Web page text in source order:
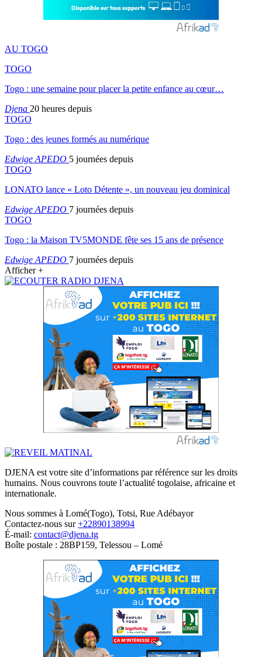
AU TOGO
TOGO
Togo : une semaine pour placer la petite enfance au cœur…
Djena 20 heures depuis
TOGO
Togo : des jeunes formés au numérique
Edwige APEDO 5 journées depuis
TOGO
LONATO lance « Loto Détente », un nouveau jeu dominical
Edwige APEDO 7 journées depuis
TOGO
Togo : la Maison TV5MONDE fête ses 15 ans de présence
Edwige APEDO 7 journées depuis
Afficher +
DJENA est votre site d’informations par référence sur les droits
humains. Nous couvrons toute l’actualité togolaise, africaine et
internationale.
Nous sommes à Lomé(Togo), Totsi, Rue Adébayor
Contactez-nous sur+22890138994
É-mail: contact@djena.tg
Boîte postale : 28BP159, Telessou – Lomé